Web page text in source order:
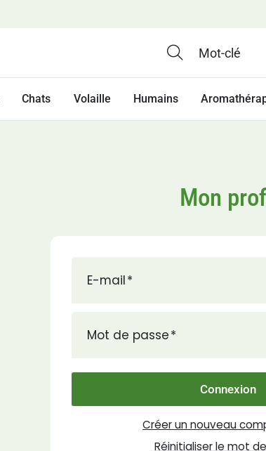
Chats Volaille Humains
Mon
E-mail
Mot de passe
Connexion
Créer un nouveau
Réinitialiser le mot